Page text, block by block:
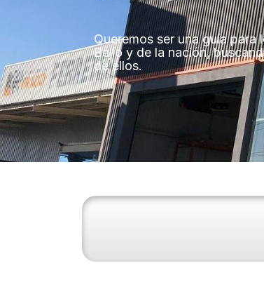
Queremos ser una guía
Bajío y de la nación,
de ellos.